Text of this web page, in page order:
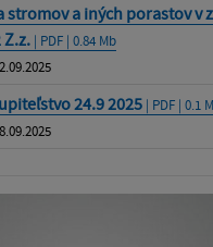
a iných porastov v
Z.z. | PDF | 0.84 Mb
24.9 2025 | PDF | 0.1